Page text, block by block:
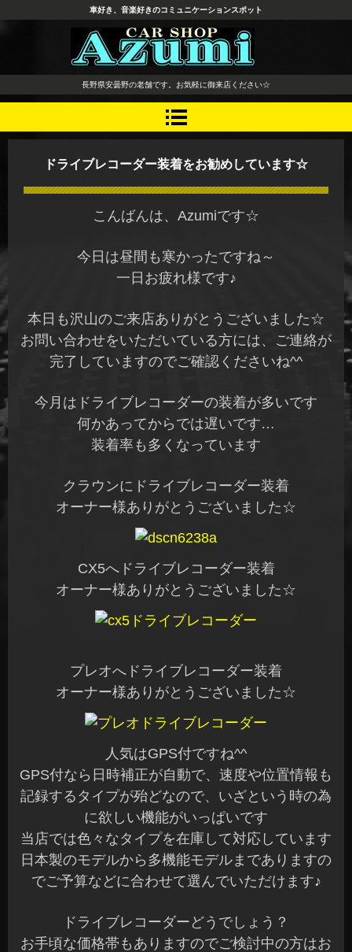
長野県 安曇野市 タイヤ ホ
イール デッドニング カーオ
ーディオ レカロシート
車好き、音楽好きのコミュニケーションスポット
長野県安曇野の老舗です。お気軽に御来店ください☆
ドライブレコーダー装着をお勧めしています☆
こんばんは、Azumiです☆
今日は昼間も寒かったですね～
一日お疲れ様です♪
本日も沢山のご来店ありがとうございました☆
お問い合わせをいただいている方には、ご連絡が
完了していますのでご確認くださいね^^
今月はドライブレコーダーの装着が多いです
何かあってからでは遅いです…
装着率も多くなっています
クラウンにドライブレコーダー装着
オーナー様ありがとうございました☆
CX5へドライブレコーダー装着
オーナー様ありがとうございました☆
プレオへドライブレコーダー装着
オーナー様ありがとうございました☆
人気はGPS付ですね^^
GPS付なら日時補正が自動で、速度や位置情報も
記録するタイプが殆どなので、いざという時の為
に欲しい機能がいっぱいです
当店では色々なタイプを在庫して対応しています
日本製のモデルから多機能モデルまでありますの
でご予算などに合わせて選んでいただけます♪
ドライブレコーダーどうでしょう？
お手頃な価格帯もありますのでご検討中の方はお